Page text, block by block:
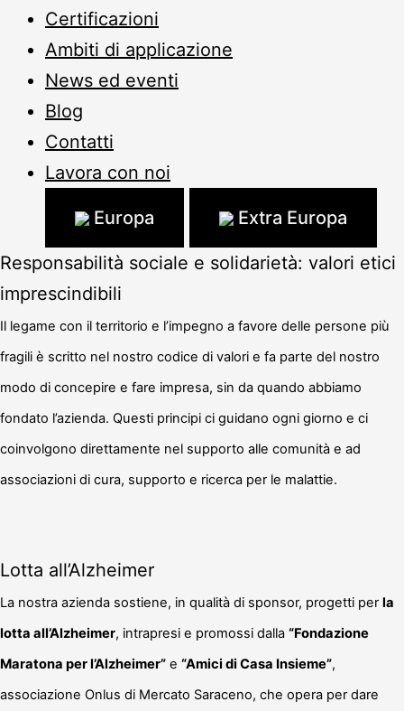
Certificazioni
Ambiti di applicazione
News ed eventi
Blog
Contatti
Lavora con noi
Europa Extra Europa
Responsabilità sociale e solidarietà: valori etici
imprescindibili
Il legame con il territorio e l’impegno a favore delle persone più
fragili è scritto nel nostro codice di valori e fa parte del nostro
modo di concepire e fare impresa, sin da quando abbiamo
fondato l’azienda. Questi principi ci guidano ogni giorno e ci
coinvolgono direttamente nel supporto alle comunità e ad
associazioni di cura, supporto e ricerca per le malattie.
Lotta all’Alzheimer
La nostra azienda sostiene, in qualità di sponsor, progetti perla
lotta all’Alzheimer, intrapresi e promossi dalla “Fondazione
Maratona per l’Alzheimer” e “Amici di Casa Insieme”,
associazione Onlus di Mercato Saraceno, che opera per dare